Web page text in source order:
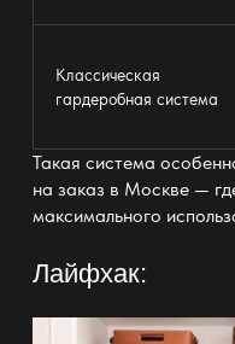
Классическая
гардеробная система
Такая система
на заказ в Москве —
максимального
Лайфхак: